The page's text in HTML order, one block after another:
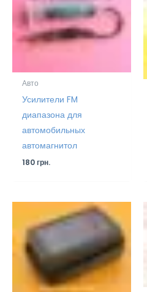
Авто
Усилители FM
диапазона для
автомобильных
автомагнитол
180грн.